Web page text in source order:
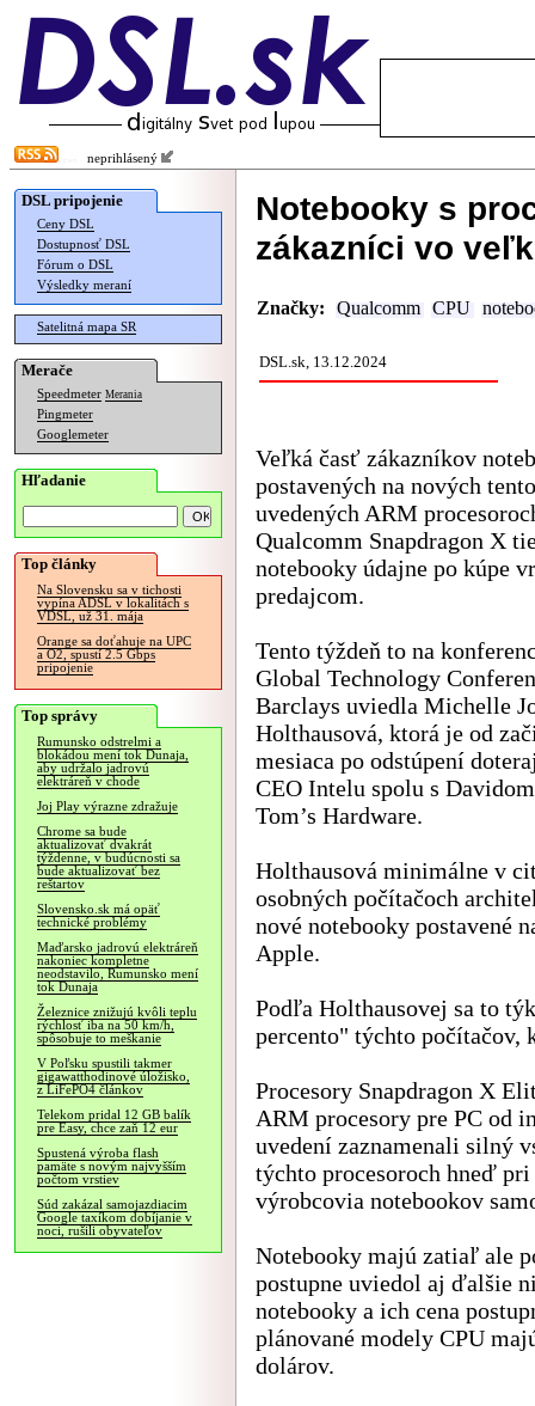
neprihlásený
DSL pripojenie
Ceny DSL
Dostupnosť DSL
Fórum o DSL
Výsledky meraní
Satelitná mapa SR
Merače
Speedmeter Merania
Pingmeter
Googlemeter
Hľadanie
Top články
Na Slovensku sa v tichosti
vypína ADSL v lokalitách s
VDSL, už 31. mája
Orange sa doťahuje na UPC
a O2, spustí 2.5 Gbps
pripojenie
Top správy
Rumunsko odstrelmi a
blokádou mení tok Dunaja,
aby udržalo jadrovú
elektráreň v chode
Joj Play výrazne zdražuje
Chrome sa bude
aktualizovať dvakrát
týždenne, v budúcnosti sa
bude aktualizovať bez
reštartov
Slovensko.sk má opäť
technické problémy
Maďarsko jadrovú elektráreň
nakoniec kompletne
neodstavilo, Rumunsko mení
tok Dunaja
Železnice znižujú kvôli teplu
rýchlosť iba na 50 km/h,
spôsobuje to meškanie
V Poľsku spustili takmer
gigawatthodinové úložisko,
z LiFePO4 článkov
Telekom pridal 12 GB balík
pre Easy, chce zaň 12 eur
Spustená výroba flash
pamäte s novým najvyšším
počtom vrstiev
Súd zakázal samojazdiacim
Google taxíkom dobíjanie v
noci, rušili obyvateľov
Notebooky s
zákazníci vo
Značky: Qualcomm CPU
DSL.sk, 13.12.2024
Veľká časť zákazníkov
postavených na nových
uvedených ARM
Qualcomm Snapdragon X
notebooky údajne po kúpe
predajcom.
Tento týždeň to na
Global Technology
Barclays uviedla Michelle
Holthausová, ktorá je od
mesiaca po odstúpení
CEO Intelu spolu s
Tom’s Hardware.
Holthausová minimálne v
osobných počítačoch
nové notebooky postavené
Apple.
Podľa Holthausovej sa to
percento" týchto počítačov,
Procesory Snapdragon X
ARM procesory pre PC od
uvedení zaznamenali silný
týchto procesoroch hneď
výrobcovia notebookov
Notebooky majú zatiaľ ale
postupne uviedol aj ďalšie
notebooky a ich cena
plánované modely CPU
dolárov.